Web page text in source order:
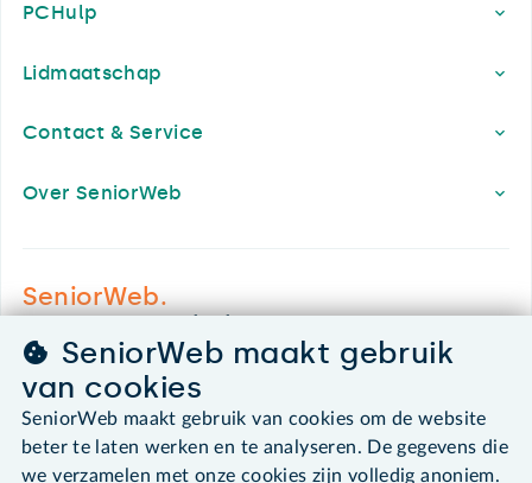
PCHulp
Lidmaatschap
Contact & Service
Over SeniorWeb
SeniorWeb.
De computerhulp voor u.
030 - 276 99 65
leden@seniorweb.nl
SeniorWeb maakt gebruik
van cookies
SeniorWeb maakt gebruik van cookies om de website
beter te laten werken en te analyseren. De gegevens die
we verzamelen met onze cookies zijn volledig anoniem.